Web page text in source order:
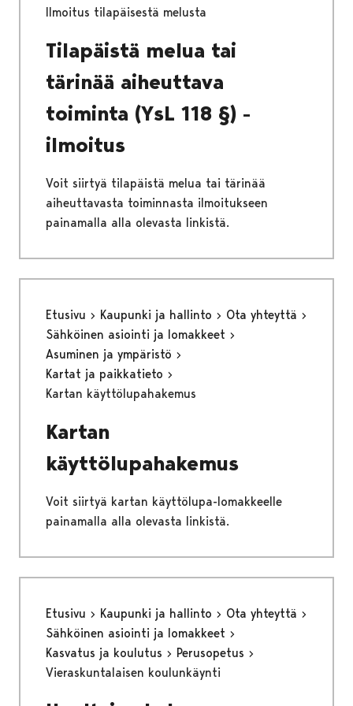
Ilmoitus tilapäisestä melusta
Tilapäistä melua tai
tärinää aiheuttava
toiminta (YsL 118 §) -
ilmoitus
Voit siirtyä tilapäistä melua tai tärinää
aiheuttavasta toiminnasta ilmoitukseen
painamalla alla olevasta linkistä.
Etusivu Kaupunki ja hallinto
Ota yhteyttä
Sähköinen asiointi ja lomakkeet
Asuminen ja ympäristö
Kartat ja paikkatieto
Kartan käyttölupahakemus
Kartan
käyttölupahakemus
Voit siirtyä kartan käyttölupa-lomakkeelle
painamalla alla olevasta linkistä.
Etusivu Kaupunki ja hallinto
Ota yhteyttä
Sähköinen asiointi ja lomakkeet
Kasvatus ja koulutus
Perusopetus
Vieraskuntalaisen koulunkäynti